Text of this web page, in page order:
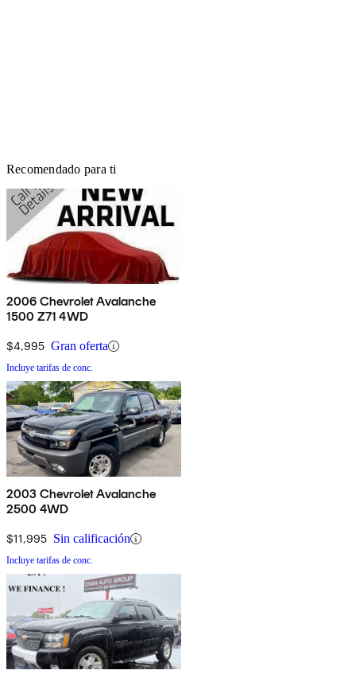
Recomendado para ti
2006 Chevrolet Avalanche
1500 Z71 4WD
$4,995 Gran oferta
Incluye tarifas de conc.
2003 Chevrolet Avalanche
2500 4WD
$11,995 Sin calificación
Incluye tarifas de conc.